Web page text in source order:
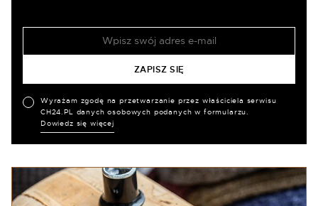
Wyrażam zgodę na przetwarzanie przez właściciela serwisu
CH24.PL danych osobowych podanych w formularzu.
Dowiedz się więcej